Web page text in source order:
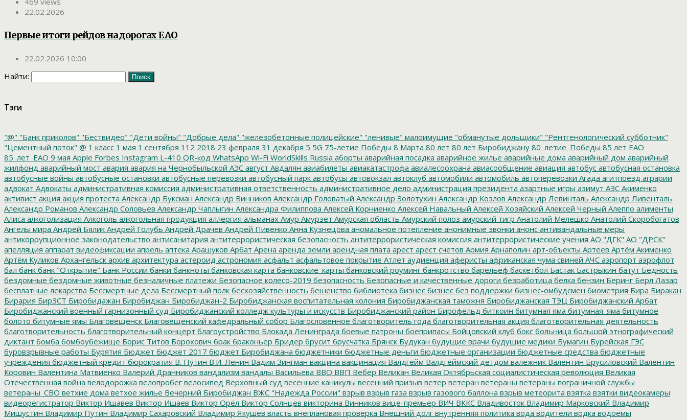
22.02.2026
Первые итоги рейдов на дорогах ЕАО
22.02.2026 10:00
Найти:
Тэги
"@" "Банк приколов" "Бествидео" "Дети войны" "Добрые дела" "железобетонные полицейские" "ленивые" малоимущие "обманутые дольщики" "Рентгенологический субботник"
"Цементный поток" @ 1 класс 1 мая 1 сентября 112 2018 23 февраля 31 декабря 5 5G 75-летие Победы 8 Марта 80 лет 80 лет Биробиджану 80_летие_Победы 85 лет ЕАО
85_лет_ЕАО 9 мая Apple Forbes Instagram L-410 QR-код WhatsApp Wi-Fi WorldSkills Russia аборты аварийная посадка аварийное жилье аварийные дома аварийный дом аварийный
жилфонд аварийный мост авария авария на Чернобыльской АЭС август Авдалян авиабилеты авиакатастрофа авиалесоохрана авиасообщение авиация автобус автобусная остановка
автобусные войны автобусные остановки автобусные перевозки автобусный парк автобусы автовокзал автоклуб автомобили автомобиль автоперевозки Агада агитпоезд аграрии
адвокат Адвокаты административная комиссия административная ответственность административное дело администрация президента азартные игры азимут АЗС Акименко
активист акция акция протеста Александр Буксман Александр Винников Александр Головатый Александр Золотухин Александр Козлов Александр Левинталь Александр Ливенталь
Александр Романов Александр Соловьев Александр Чаплыгин Александра Филиппова Алексей Корниенко Алексей Навальный Алексей Хозяйский Алексей Черный Алеппо алименты
Алиса алкоголизация Алкоголь алкогольная продукция аллергия альманах Амур Амурзет Амурская область Амурский полоз амурский тигр Анатолий Мелешко Анатолий Скоробогатов
Ангелы мира Андрей Бялик Андрей Голубь Андрей Драчев Андрей Пивенко Анна Кузнецова аномальное потепление анонимные звонки анонс антивандальные меры
антикоррупционное законодательство антисанитария антитеррористическая безопасность антитеррористическая комиссия антитеррористические учения АО "ДГК" АО "ДРСК"
апелляция аппарат видеофиксации апрель аптека Арашуков Арбат Арена аренда земли арендная плата арест арест счетов Армия Арнаполин арт-объекты Артеев Артём Акименко
Артём Куликов Архангельск архив архитектура астероид астрономия асфальт асфальтовое покрытие Атлет аудиенция аферисты африканская чума свиней АЧС аэропорт аэрофлот
бал банк банк "Открытие" Банк России банки банкноты банковская карта банковские_карты банковский роуминг банкротство барельеф баскетбол Бастак Бастрыкин батут Бедность
бездомные бездомные животные безналичные платежи Безопасное колесо-2019 безопасность Безопасные и качественные дороги безработица белка бензин Беринг Берл Лазар
бесплатные лекарства Бессмертные дела Бессмертный полк бесхозяйственность бешенство библиотека бизнес бизнес без поддержки бизнес-омбудсмен биометрия Бира Биракан
Бирария БирЗСТ Биробидажан Биробиджан Биробиджан-2 Биробиджанская воспитательная колония Биробиджанская таможня Биробиджанская ТЭЦ Биробиджанский Арбат
Биробиджанский военный гарнизонный суд Биробиджанский колледж культуры и искусств Биробиджанский район Бирофельд биткоин битумная яма битумная_яма битумное
болото битумные ямы Благовещенск Благовещенский кафедральный собор Благословенное благотворитель года благотворительная акция благотворительная деятельность
благотворительность благотворительный концерт благоустройство Блокада Ленинграда боевые патроны боеприпасы Бойцовский клуб бокс больница большой этнографический
диктант бомба бомбоубежище Борис Титов Борохович брак браконьер Бридер брусит брусчатка Брянск Будукан будущие врачи будущие медики Бумагин Бурейская ГЭС
буровзрывные работы Бурятия Бюджет бюджет 2017 бюджет Биробиджана бюджетники бюджетные деньги бюджетные организации бюджетные средства бюджетные
учреждения бюджетный кредит бюрократия В. Путин В.И. Ленин Вадим Зингман вакцина вакцинация Валдгейм Валдгеймский детдом валежник Валентин Брусиловский Валентин
Коровин Валентина Матвиенко Валерий Дранников вандализм вандалы Васильева ВВО ВВП Вебер Великан Великая Октябрьская социалистическая революция Великая
Отечественная война велодорожка велопробег велосипед Верховный суд весенние каникулы весенний призыв ветер ветеран ветераны ветераны пограничной службы
ветераны_СВО ветхие дома ветхое жилье Вечерний Биробиджан ВЖС "Надежда России" взрыв взрыв газа взрыв газового баллона взрыв метеорита взятка взятки видеокамеры
видеорегистратор Виктор Ишавев Виктор Ишаев Виктор Орёл Виктор Солнцев викторина Винников вице-премьер ВИЧ ВККС Владивосток Владимир Марковский Владимир
Мишустин Владимир Путин Владимир Сахаровский Владимир Якушев власть внеплановая проверка Внешний долг внутренняя политика вода водители водка водоемы